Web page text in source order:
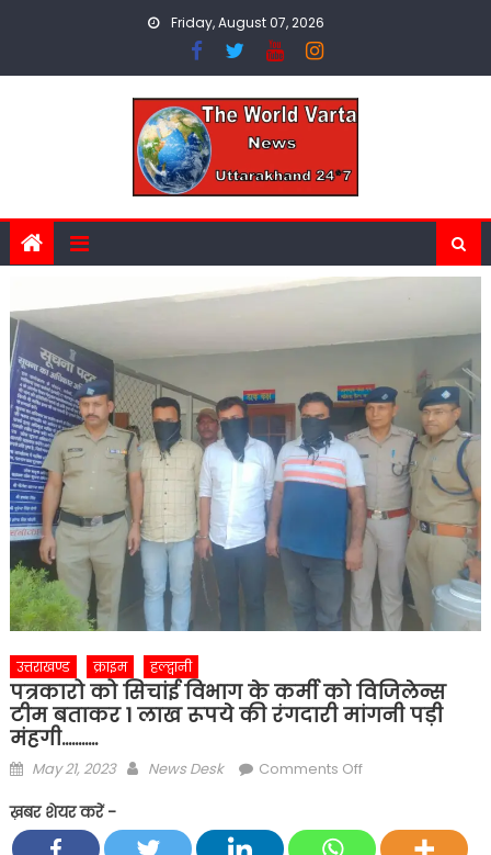
Friday, August 07, 2026
उत्तराखण्ड क्राइम हल्द्वानी
पत्रकारो को सिचांई विभाग के कर्मी को विजिलेन्स
टीम बताकर 1 लाख रूपये की रंगदारी मांगनी पड़ी
मंहगी………..
Posted
May 21, 2023 Author
News Desk Comments Offon
सिचांई
ख़बर शेयर करें -